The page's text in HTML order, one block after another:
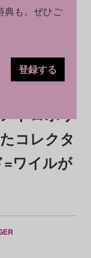
トロポリ
コレクタ
ワイルが
典も。ぜひご
登録する